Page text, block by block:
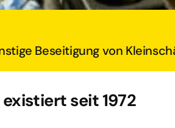
Beseitigung von
seit 1972